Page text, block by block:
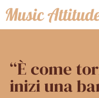
Vai
al
“È come
inizi una